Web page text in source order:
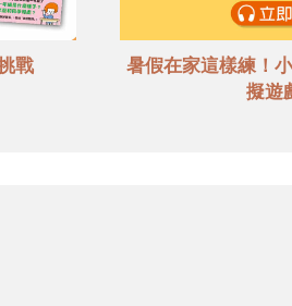
戰
暑假在家這樣練！
擬遊